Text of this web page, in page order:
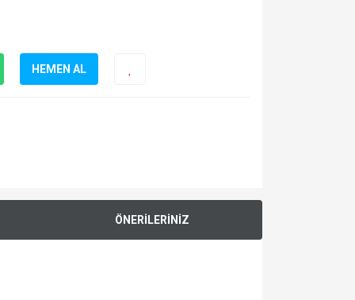
HEMEN AL
ÖNERİLERİNİZ